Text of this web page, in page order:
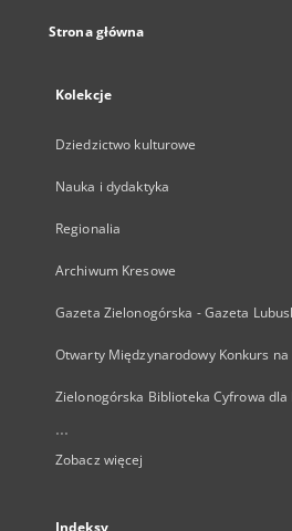
Strona główna
Kolekcje
Dziedzictwo kulturowe
Nauka i dydaktyka
Regionalia
Archiwum Kresowe
Gazeta Zielonogórska - Gazeta
Otwarty Międzynarodowy Konkurs na
Zielonogórska Biblioteka Cyfrowa
...
Zobacz więcej
Indeksy